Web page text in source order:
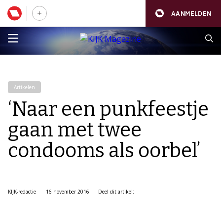
AANMELDEN
Artikelen
‘Naar een punkfeestje
gaan met twee
condooms als oorbel’
KIJK-redactie
16 november 2016
Deel dit artikel: